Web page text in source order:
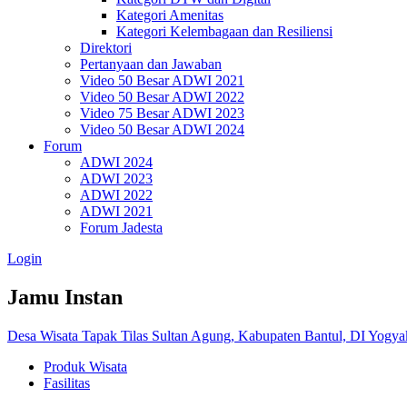
Kategori Amenitas
Kategori Kelembagaan dan Resiliensi
Direktori
Pertanyaan dan Jawaban
Video 50 Besar ADWI 2021
Video 50 Besar ADWI 2022
Video 75 Besar ADWI 2023
Video 50 Besar ADWI 2024
Forum
ADWI 2024
ADWI 2023
ADWI 2022
ADWI 2021
Forum Jadesta
Login
Jamu Instan
Desa Wisata Tapak Tilas Sultan Agung, Kabupaten Bantul, DI
Produk Wisata
Fasilitas